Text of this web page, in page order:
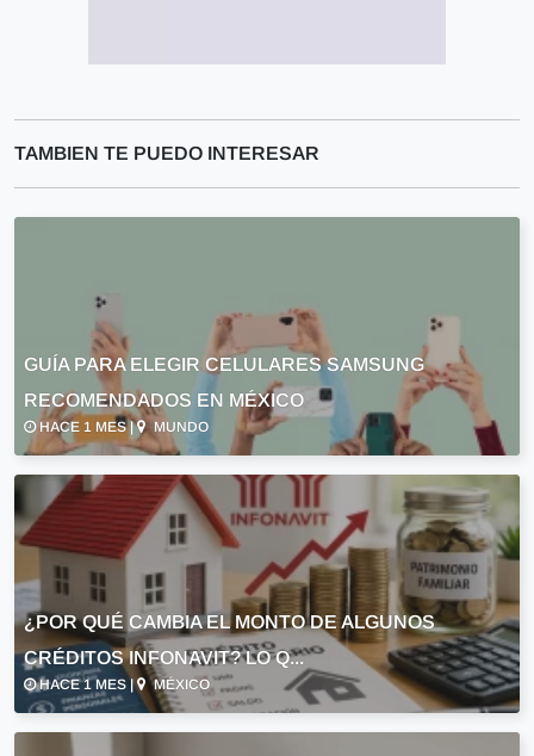
TAMBIEN TE PUEDO INTERESAR
GUÍA PARA ELEGIR CELULARES SAMSUNG
RECOMENDADOS EN MÉXICO
HACE 1 MES | MUNDO
¿POR QUÉ CAMBIA EL MONTO DE ALGUNOS
CRÉDITOS INFONAVIT? LO Q...
HACE 1 MES | MÉXICO